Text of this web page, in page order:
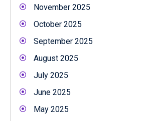
November 2025
October 2025
September 2025
August 2025
July 2025
June 2025
May 2025